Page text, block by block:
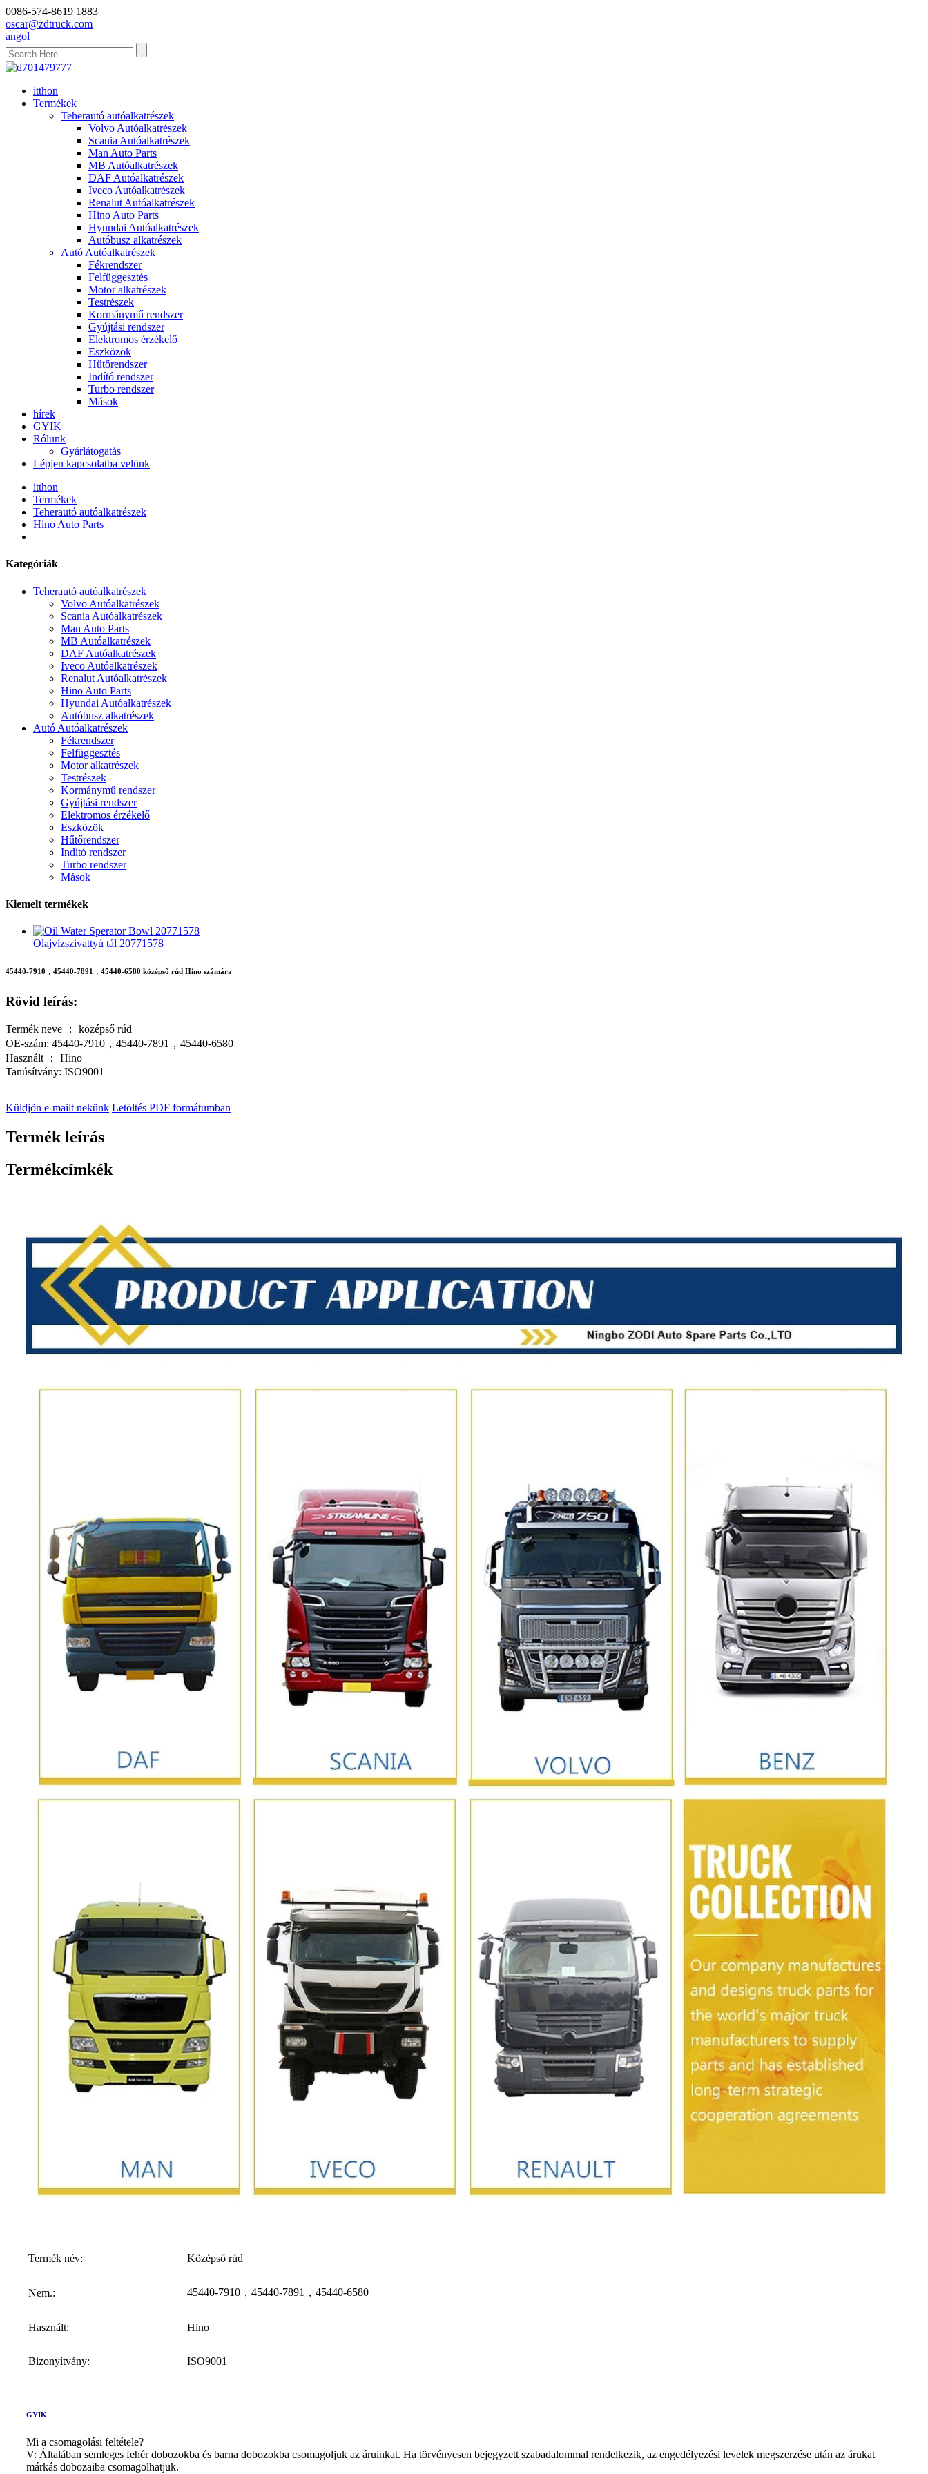
0086-574-8619 1883
oscar@zdtruck.com
angol
itthon
Termékek
Teherautó autóalkatrészek
Volvo Autóalkatrészek
Scania Autóalkatrészek
Man Auto Parts
MB Autóalkatrészek
DAF Autóalkatrészek
Iveco Autóalkatrészek
Renalut Autóalkatrészek
Hino Auto Parts
Hyundai Autóalkatrészek
Autóbusz alkatrészek
Autó Autóalkatrészek
Fékrendszer
Felfüggesztés
Motor alkatrészek
Testrészek
Kormánymű rendszer
Gyújtási rendszer
Elektromos érzékelő
Eszközök
Hűtőrendszer
Indító rendszer
Turbo rendszer
Mások
hírek
GYIK
Rólunk
Gyárlátogatás
Lépjen kapcsolatba velünk
itthon
Termékek
Teherautó autóalkatrészek
Hino Auto Parts
Kategóriák
Teherautó autóalkatrészek
Volvo Autóalkatrészek
Scania Autóalkatrészek
Man Auto Parts
MB Autóalkatrészek
DAF Autóalkatrészek
Iveco Autóalkatrészek
Renalut Autóalkatrészek
Hino Auto Parts
Hyundai Autóalkatrészek
Autóbusz alkatrészek
Autó Autóalkatrészek
Fékrendszer
Felfüggesztés
Motor alkatrészek
Testrészek
Kormánymű rendszer
Gyújtási rendszer
Elektromos érzékelő
Eszközök
Hűtőrendszer
Indító rendszer
Turbo rendszer
Mások
Kiemelt termékek
Olajvízszivattyú tál 20771578
45440-7910，45440-7891，45440-6580 középső rúd Hino számára
Rövid leírás:
Termék neve ： középső rúd
OE-szám: 45440-7910，45440-7891，45440-6580
Használt ： Hino
Tanúsítvány: ISO9001
Küldjön e-mailt nekünk Letöltés PDF formátumban
Termék leírás
Termékcímkék
Termék név: Középső rúd
Nem.: 45440-7910，45440-7891，45440-6580
Használt: Hino
Bizonyítvány: ISO9001
GYIK
Mi a csomagolási feltétele?
V: Általában semleges fehér dobozokba és barna dobozokba csomagoljuk az áruinkat. Ha törvényesen bejegyzett szabadalommal rendelkezik, az engedélyezési levelek megszerzése után az árukat
márkás dobozaiba csomagolhatjuk.